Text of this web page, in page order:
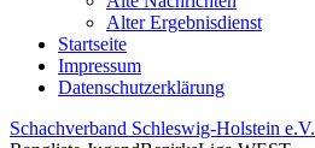
Alter Ergebnisdienst
Startseite
Impressum
Datenschutzerklärung
Schachverband Schleswig-Holstein e.V.